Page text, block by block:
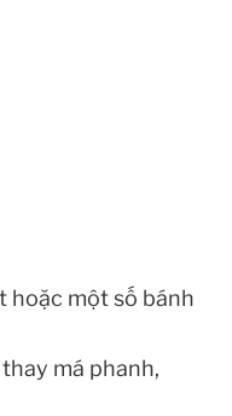
hoặc một số bánh
má phanh,